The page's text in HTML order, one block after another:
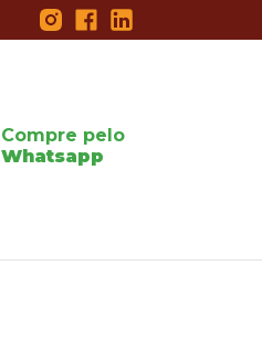
Compre pelo
Whatsapp